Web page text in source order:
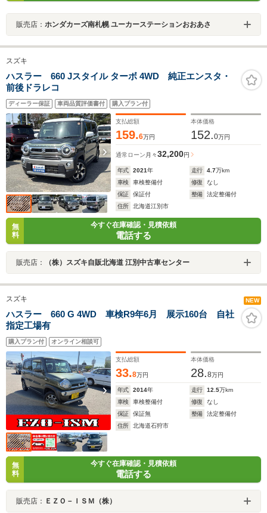
販売店： ホンダカーズ南札幌 ユーカーステーションおおあさ
スズキ
ハスラー 660 Jスタイル ターボ 4WD 純正エンスタ・
前後ドラレコ
ディーラー保証 車両品質評価書付 購入プラン付
支払総額
159.6万円
本体価格
152.0万円
通常ローン 月々32,200円
年式 2021年 走行 4.7万km
車検
車検整備付 修復
なし
保証
保証付 整備
法定整備付
住所
北海道江別市
無
料
今すぐ在庫確認・見積依頼
電話する
販売店： （株）スズキ自販北海道 江別中古車センター
スズキ NEW
ハスラー 660 G 4WD 車検R9年6月 展示160台 自社
指定工場有
購入プラン付 オンライン相談可
支払総額
33.8万円
本体価格
28.8万円
年式 2014年 走行 12.5万km
車検
車検整備付 修復
なし
保証
保証無 整備
法定整備付
住所
北海道石狩市
無
料
今すぐ在庫確認・見積依頼
電話する
販売店： ＥＺＯ－ＩＳＭ（株）